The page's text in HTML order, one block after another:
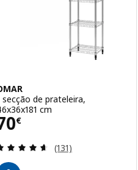
secção de prateleira,
cm
€ 70€
Avaliação: 4.6
(131)